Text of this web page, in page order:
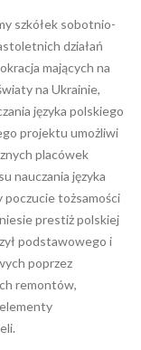
szkółek sobotnio-
działań
mających na
na Ukrainie,
języka polskiego
projektu umożliwi
placówek
nauczania języka
tożsamości
prestiż polskiej
podstawowego i
poprzez
remontów,